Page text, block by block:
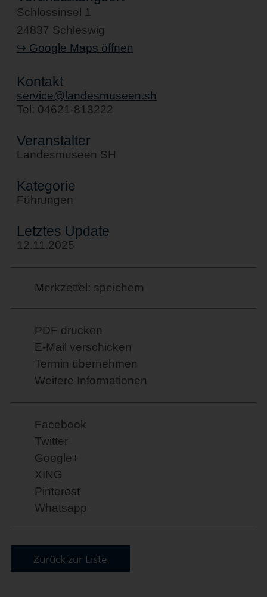
Schlossinsel 1
24837 Schleswig
↪ Google Maps öffnen
Kontakt
service@landesmuseen.sh
Tel: 04621-813222
Veranstalter
Landesmuseen SH
Kategorie
Führungen
Letztes Update
12.11.2025
Merkzettel: speichern
PDF drucken
E-Mail verschicken
Termin übernehmen
Weitere Informationen
Facebook
Twitter
Google+
XING
Pinterest
Whatsapp
Zurück zur Liste